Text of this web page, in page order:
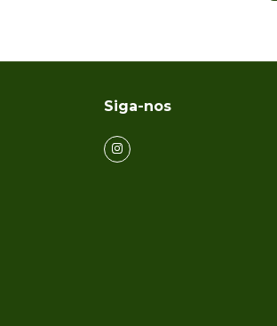
Siga-nos